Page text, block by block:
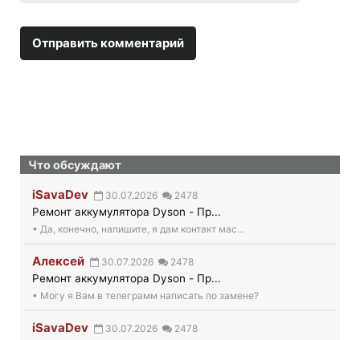
Что обсуждают
iSavaDev 30.07.2026 2478
Ремонт аккумулятора Dyson - Пр...
• Да, конечно, напишите, я дам контакт мас...
Алексей 30.07.2026 2478
Ремонт аккумулятора Dyson - Пр...
• Могу я Вам в телеграмм написать по замене?
iSavaDev 30.07.2026 2478